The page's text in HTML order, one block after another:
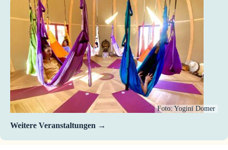
Foto: Yogini Domer
Weitere Veranstaltungen